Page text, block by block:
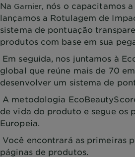
Na Garnier, nós o capacitamos
lançamos a Rotulagem de
sistema de pontuação
produtos com base em sua
Em seguida, nos juntamos à
global que reúne mais de 70
desenvolver um sistema de
A metodologia
de vida do produto e segue os
Europeia.
Você encontrará as primeiras
páginas de produtos.